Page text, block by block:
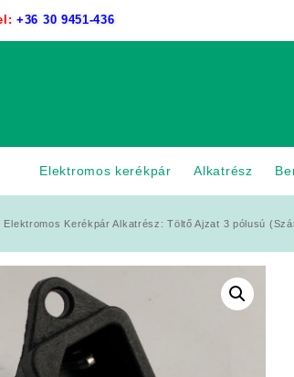
+36 30 9451-436
Elektromos kerékpár Alkatrész
Elektromos Kerékpár Alkatrész: Töltő Ajzat 3 pólusú